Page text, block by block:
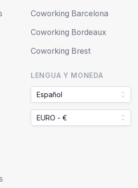
Coworking Barcelona
Coworking Bordeaux
Coworking Brest
LENGUA Y MONEDA
Español
EURO - €